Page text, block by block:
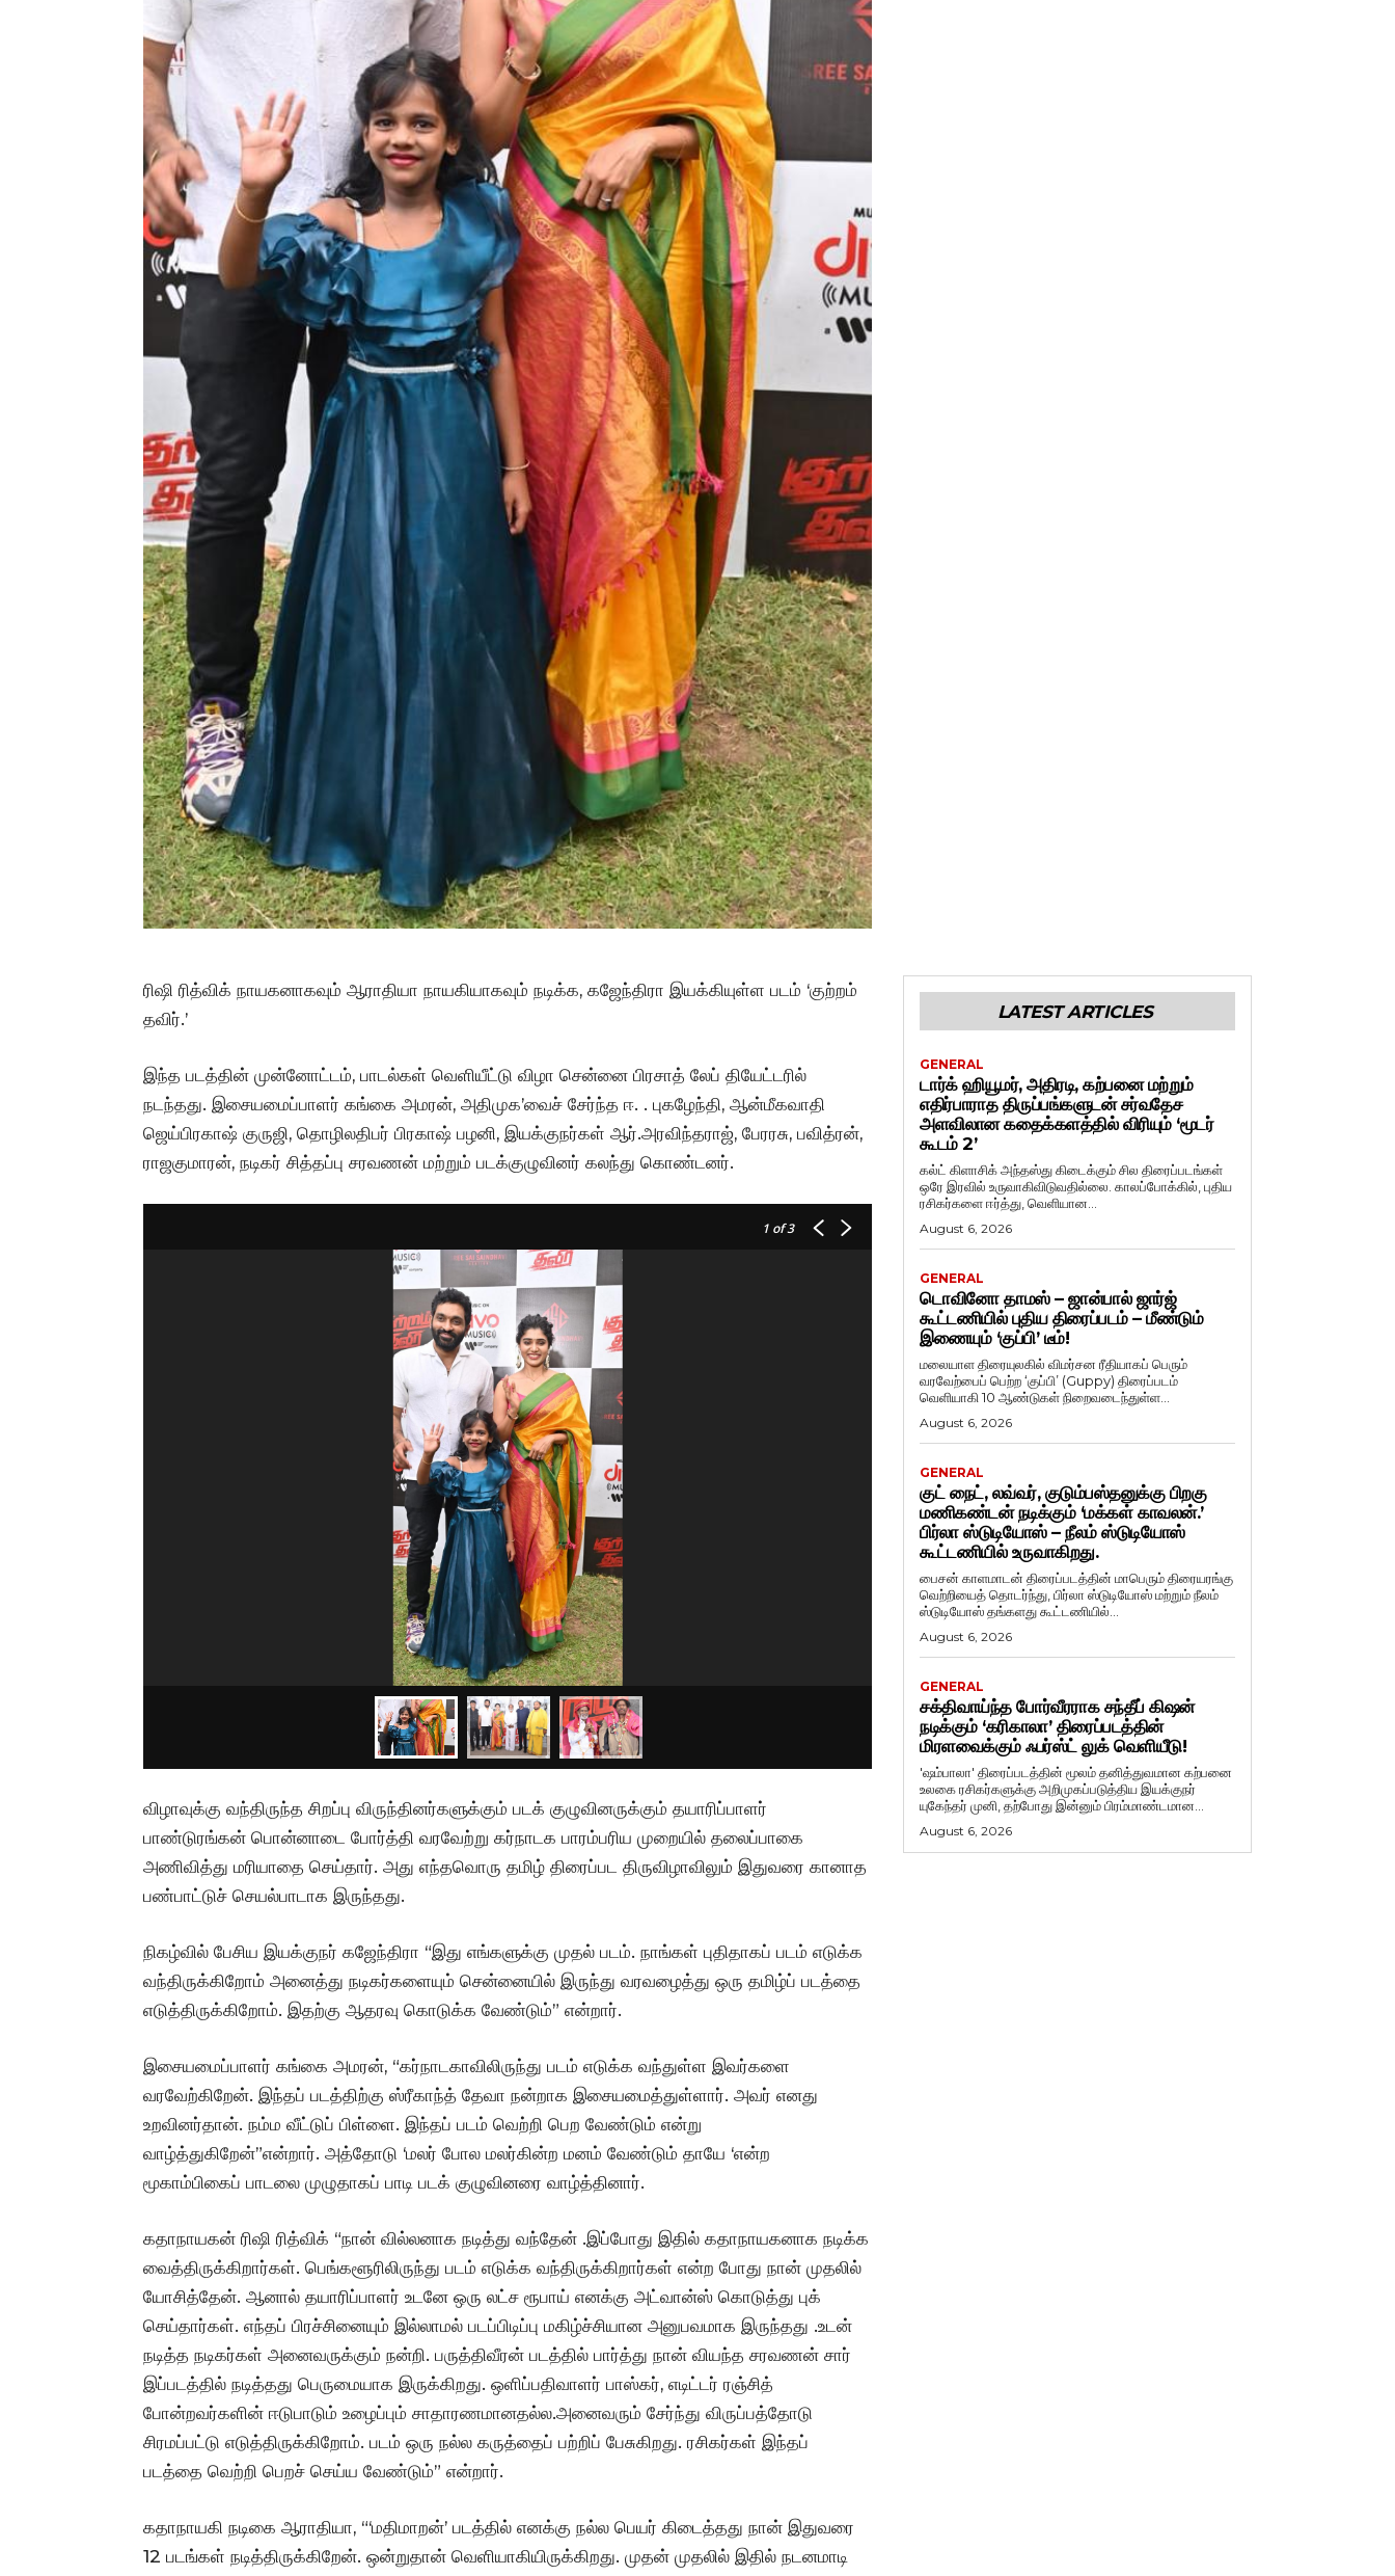
ரிஷி ரித்விக் நாயகனாகவும் ஆராதியா நாயகியாகவும் நடிக்க, கஜேந்திரா இயக்கியுள்ள படம் ‘குற்றம்
தவிர்.’
இந்த படத்தின் முன்னோட்டம், பாடல்கள் வெளியீட்டு விழா சென்னை பிரசாத் லேப் தியேட்டரில்
நடந்தது. இசையமைப்பாளர் கங்கை அமரன், அதிமுக’வைச் சேர்ந்த ஈ. . புகழேந்தி, ஆன்மீகவாதி
ஜெய்பிரகாஷ் குருஜி, தொழிலதிபர் பிரகாஷ் பழனி, இயக்குநர்கள் ஆர்.அரவிந்தராஜ், பேரரசு, பவித்ரன்,
ராஜகுமாரன், நடிகர் சித்தப்பு சரவணன் மற்றும் படக்குழுவினர் கலந்து கொண்டனர்.
1 of 3
விழாவுக்கு வந்திருந்த சிறப்பு விருந்தினர்களுக்கும் படக் குழுவினருக்கும் தயாரிப்பாளர்
பாண்டுரங்கன் பொன்னாடை போர்த்தி வரவேற்று கர்நாடக பாரம்பரிய முறையில் தலைப்பாகை
அணிவித்து மரியாதை செய்தார். அது எந்தவொரு தமிழ் திரைப்பட திருவிழாவிலும் இதுவரை கானாத
பண்பாட்டுச் செயல்பாடாக இருந்தது.
நிகழ்வில் பேசிய இயக்குநர் கஜேந்திரா “இது எங்களுக்கு முதல் படம். நாங்கள் புதிதாகப் படம் எடுக்க
வந்திருக்கிறோம் அனைத்து நடிகர்களையும் சென்னையில் இருந்து வரவழைத்து ஒரு தமிழ்ப் படத்தை
எடுத்திருக்கிறோம். இதற்கு ஆதரவு கொடுக்க வேண்டும்” என்றார்.
இசையமைப்பாளர் கங்கை அமரன், “கர்நாடகாவிலிருந்து படம் எடுக்க வந்துள்ள இவர்களை
வரவேற்கிறேன். இந்தப் படத்திற்கு ஸ்ரீகாந்த் தேவா நன்றாக இசையமைத்துள்ளார். அவர் எனது
உறவினர்தான். நம்ம வீட்டுப் பிள்ளை. இந்தப் படம் வெற்றி பெற வேண்டும் என்று
வாழ்த்துகிறேன்”என்றார். அத்தோடு ‘மலர் போல மலர்கின்ற மனம் வேண்டும் தாயே ‘என்ற
மூகாம்பிகைப் பாடலை முழுதாகப் பாடி படக் குழுவினரை வாழ்த்தினார்.
கதாநாயகன் ரிஷி ரித்விக் “நான் வில்லனாக நடித்து வந்தேன் .இப்போது இதில் கதாநாயகனாக நடிக்க
வைத்திருக்கிறார்கள். பெங்களூரிலிருந்து படம் எடுக்க வந்திருக்கிறார்கள் என்ற போது நான் முதலில்
யோசித்தேன். ஆனால் தயாரிப்பாளர் உடனே ஒரு லட்ச ரூபாய் எனக்கு அட்வான்ஸ் கொடுத்து புக்
செய்தார்கள். எந்தப் பிரச்சினையும் இல்லாமல் படப்பிடிப்பு மகிழ்ச்சியான அனுபவமாக இருந்தது .உடன்
நடித்த நடிகர்கள் அனைவருக்கும் நன்றி. பருத்திவீரன் படத்தில் பார்த்து நான் வியந்த சரவணன் சார்
இப்படத்தில் நடித்தது பெருமையாக இருக்கிறது. ஒளிப்பதிவாளர் பாஸ்கர், எடிட்டர் ரஞ்சித்
போன்றவர்களின் ஈடுபாடும் உழைப்பும் சாதாரணமானதல்ல.அனைவரும் சேர்ந்து விருப்பத்தோடு
சிரமப்பட்டு எடுத்திருக்கிறோம். படம் ஒரு நல்ல கருத்தைப் பற்றிப் பேசுகிறது. ரசிகர்கள் இந்தப்
படத்தை வெற்றி பெறச் செய்ய வேண்டும்” என்றார்.
கதாநாயகி நடிகை ஆராதியா, “‘மதிமாறன்’ படத்தில் எனக்கு நல்ல பெயர் கிடைத்தது நான் இதுவரை
12 படங்கள் நடித்திருக்கிறேன். ஒன்றுதான் வெளியாகியிருக்கிறது. முதன் முதலில் இதில் நடனமாடி
LATEST ARTICLES
GENERAL
டார்க் ஹியூமர், அதிரடி, கற்பனை மற்றும்
எதிர்பாராத திருப்பங்களுடன் சர்வதேச
அளவிலான கதைக்களத்தில் விரியும் ‘மூடர்
கூடம் 2’
கல்ட் கிளாசிக் அந்தஸ்து கிடைக்கும் சில திரைப்படங்கள்
ஒரே இரவில் உருவாகிவிடுவதில்லை. காலப்போக்கில், புதிய
ரசிகர்களை ஈர்த்து, வெளியான...
August 6, 2026
GENERAL
டொவினோ தாமஸ் – ஜான்பால் ஜார்ஜ்
கூட்டணியில் புதிய திரைப்படம் – மீண்டும்
இணையும் ‘குப்பி’ டீம்!
மலையாள திரையுலகில் விமர்சன ரீதியாகப் பெரும்
வரவேற்பைப் பெற்ற ‘குப்பி’ (Guppy) திரைப்படம்
வெளியாகி 10 ஆண்டுகள் நிறைவடைந்துள்ள...
August 6, 2026
GENERAL
குட் நைட், லவ்வர், குடும்பஸ்தனுக்கு பிறகு
மணிகண்டன் நடிக்கும் ‘மக்கள் காவலன்.’
பிர்லா ஸ்டுடியோஸ் – நீலம் ஸ்டுடியோஸ்
கூட்டணியில் உருவாகிறது.
பைசன் காளமாடன் திரைப்படத்தின் மாபெரும் திரையரங்கு
வெற்றியைத் தொடர்ந்து, பிர்லா ஸ்டுடியோஸ் மற்றும் நீலம்
ஸ்டுடியோஸ் தங்களது கூட்டணியில்...
August 6, 2026
GENERAL
சக்திவாய்ந்த போர்வீரராக சந்தீப் கிஷன்
நடிக்கும் ‘கரிகாலா’ திரைப்படத்தின்
மிரளவைக்கும் ஃபர்ஸ்ட் லுக் வெளியீடு!
'ஷம்பாலா' திரைப்படத்தின் மூலம் தனித்துவமான கற்பனை
உலகை ரசிகர்களுக்கு அறிமுகப்படுத்திய இயக்குநர்
யுகேந்தர் முனி, தற்போது இன்னும் பிரம்மாண்டமான...
August 6, 2026